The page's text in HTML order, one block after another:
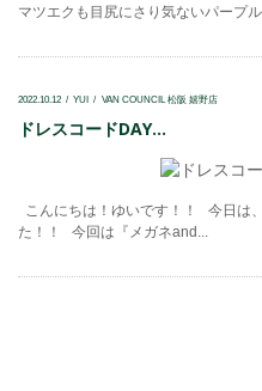
マツエクも目尻にさり気ないパープ
2022.10.12 YUI VAN COUNCIL 松阪 嬉野店
ドレスコードDAY...
こんにちは！ゆいです！！ 今日は
た！！ 今回は『メガネand...